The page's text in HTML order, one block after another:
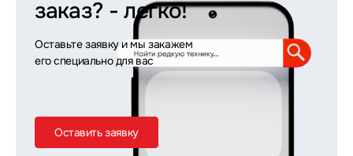
заказ? - легко!
Оставьте заявку и мы закажем
его специально для вас
Оставить заявку